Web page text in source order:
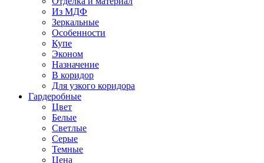
Из МДФ
Зеркальные
Особенности
Купе
Эконом
Назначение
В коридор
Для узкого коридора
Гардеробные
Цвет
Белые
Светлые
Серые
Темные
Цена